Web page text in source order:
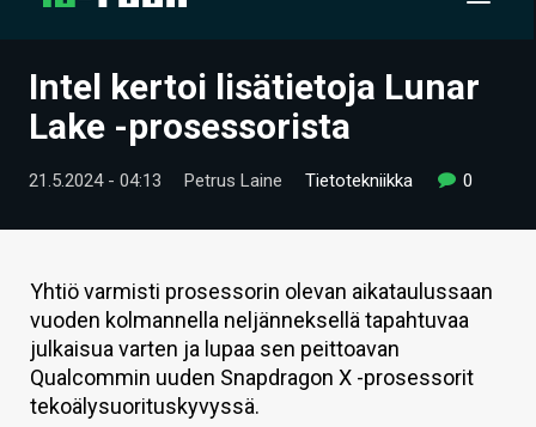
UUTISET
TIETOA
HINTA.FI
KAUPPA
Intel kertoi lisätietoja Lunar
Lake -prosessorista
21.5.2024 - 04:13 Petrus Laine Tietotekniikka 0
Yhtiö varmisti prosessorin olevan aikataulussaan
vuoden kolmannella neljänneksellä tapahtuvaa
julkaisua varten ja lupaa sen peittoavan
Qualcommin uuden Snapdragon X -prosessorit
tekoälysuorituskyvyssä.